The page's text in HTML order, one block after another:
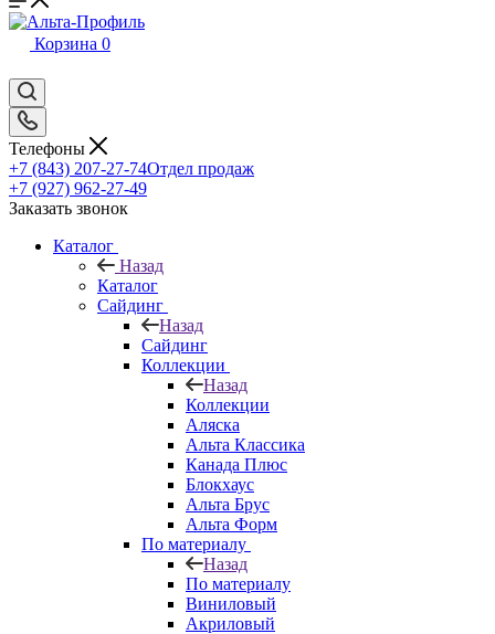
Корзина 0
Телефоны
+7 (843) 207-27-74Отдел продаж
+7 (927) 962-27-49
Заказать звонок
Каталог
Назад
Каталог
Сайдинг
Назад
Сайдинг
Коллекции
Назад
Коллекции
Аляска
Альта Классика
Канада Плюс
Блокхаус
Альта Брус
Альта Форм
По материалу
Назад
По материалу
Виниловый
Акриловый